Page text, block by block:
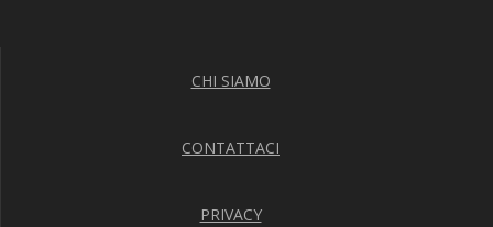
CHI SIAMO
CONTATTACI
PRIVACY